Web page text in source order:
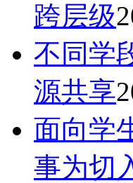
跨层级
不同学
源共享
面向学
事为切